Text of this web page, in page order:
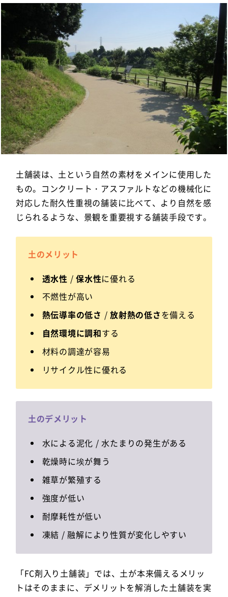
土舗装は、土という自然の素材をメインに使用した
もの。コンクリート・アスファルトなどの機械化に
対応した耐久性重視の舗装に比べて、より自然を感
じられるような、景観を重要視する舗装手段です。
土のメリット
透水性 /保水性に優れる
不燃性が高い
熱伝導率の低さ /放射熱の低さを備える
自然環境に調和する
材料の調達が容易
リサイクル性に優れる
土のデメリット
水による泥化 / 水たまりの発生がある
乾燥時に埃が舞う
雑草が繁殖する
強度が低い
耐摩耗性が低い
凍結 / 融解により性質が変化しやすい
「FC剤入り土舗装」では、土が本来備えるメリッ
トはそのままに、デメリットを解消した土舗装を実